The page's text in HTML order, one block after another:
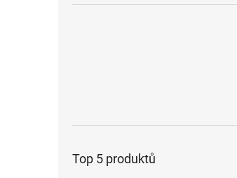
Top 5 produktů